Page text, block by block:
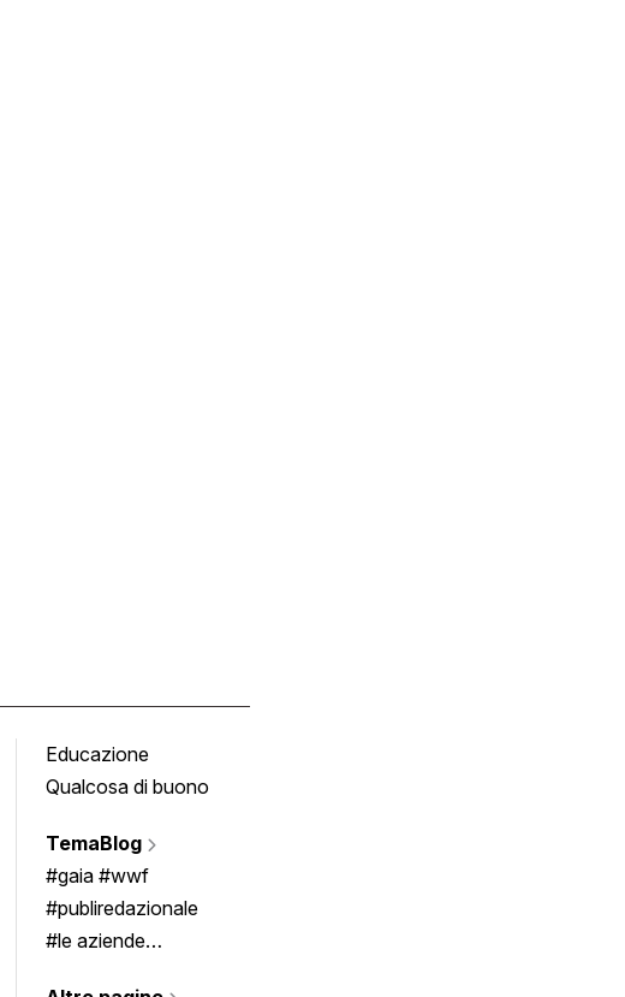
Educazione
Qualcosa di buono
TemaBlog
#gaia #wwf
#publiredazionale
#le aziende